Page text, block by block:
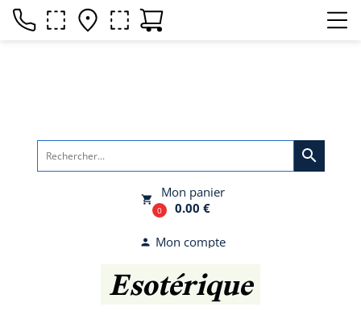
search
local_grocery_store
0
Mon panier
0.00 €
person Mon compte
Esotérique